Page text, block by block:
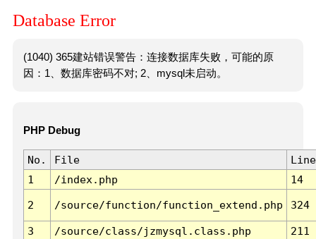
Database Error
(1040) 365建站错误警告：连接数据库失败，可能的原
因：1、数据库密码不对; 2、mysql未启动。
PHP Debug
No. File
Line
1
/index.php 14
2 /source/function/function_extend.php 324
3 /source/class/jzmysql.class.php
211